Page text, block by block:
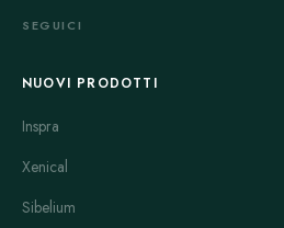
SEGUICI
NUOVI PRODOTTI
Inspra
Xenical
Sibelium